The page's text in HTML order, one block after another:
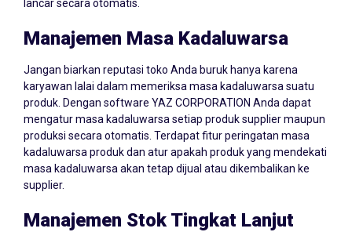
lancar secara otomatis.
Manajemen Masa Kadaluwarsa
Jangan biarkan reputasi toko Anda buruk hanya karena
karyawan lalai dalam memeriksa masa kadaluwarsa suatu
produk. Dengan software YAZ CORPORATION Anda dapat
mengatur masa kadaluwarsa setiap produk supplier maupun
produksi secara otomatis. Terdapat fitur peringatan masa
kadaluwarsa produk dan atur apakah produk yang mendekati
masa kadaluwarsa akan tetap dijual atau dikembalikan ke
supplier.
Manajemen Stok Tingkat Lanjut